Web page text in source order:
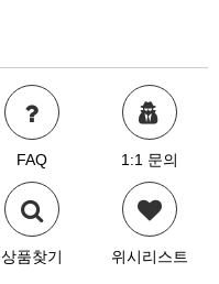
FAQ 1:1 문의
상품찾기 위시리스트